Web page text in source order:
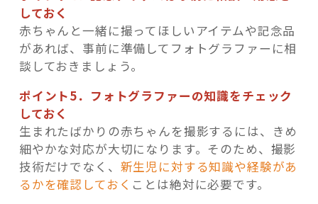
しておく
赤ちゃんと一緒に撮ってほしいアイテムや記念品
があれば、事前に準備してフォトグラファーに相
談しておきましょう。
ポイント5．フォトグラファーの知識をチェック
しておく
生まれたばかりの赤ちゃんを撮影するには、きめ
細やかな対応が大切になります。そのため、撮影
技術だけでなく、 新生児に対する知識や経験があ
るかを確認しておく ことは絶対に必要です。